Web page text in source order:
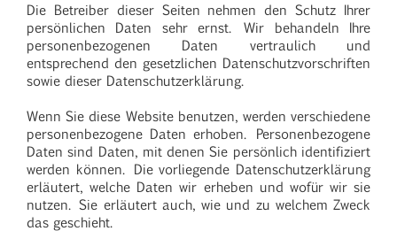
Die Betreiber dieser Seiten nehmen den Schutz Ihrer
persönlichen Daten sehr ernst. Wir behandeln Ihre
personenbezogenen Daten vertraulich und
entsprechend den gesetzlichen Datenschutzvorschriften
sowie dieser Datenschutzerklärung.
Wenn Sie diese Website benutzen, werden verschiedene
personenbezogene Daten erhoben. Personenbezogene
Daten sind Daten, mit denen Sie persönlich identifiziert
werden können. Die vorliegende Datenschutzerklärung
erläutert, welche Daten wir erheben und wofür wir sie
nutzen. Sie erläutert auch, wie und zu welchem Zweck
das geschieht.